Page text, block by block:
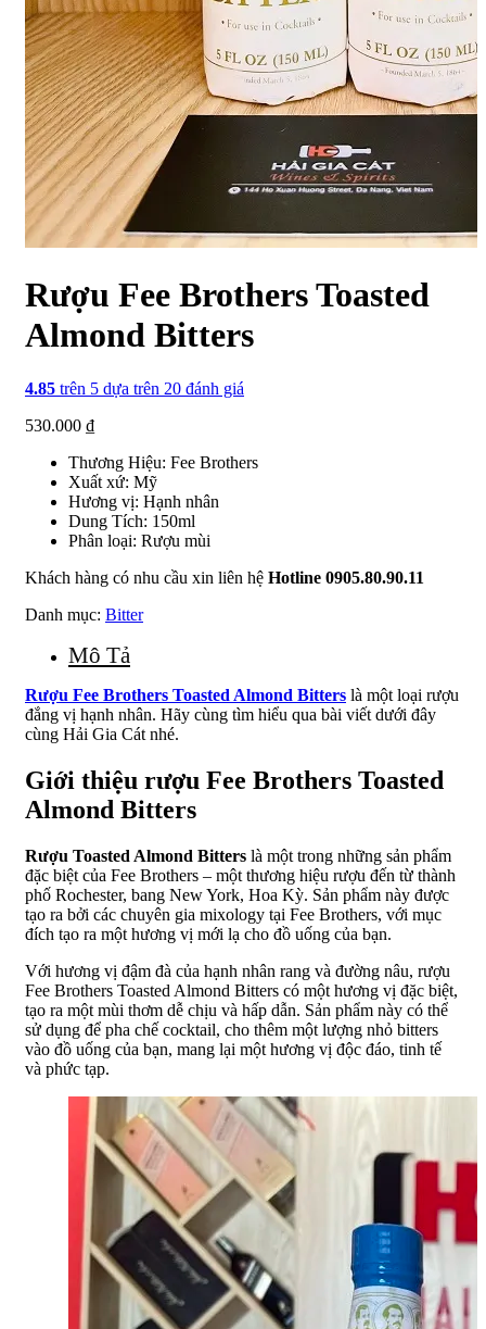
Rượu Fee Brothers Toasted
Almond Bitters
4.85 trên 5 dựa trên 20 đánh giá
530.000 ₫
Thương Hiệu: Fee Brothers
Xuất xứ: Mỹ
Hương vị: Hạnh nhân
Dung Tích: 150ml
Phân loại: Rượu mùi
Khách hàng có nhu cầu xin liên hệ Hotline 0905.80.90.11
Danh mục: Bitter
Mô Tả
Rượu Fee Brothers Toasted Almond Bitters là một loại rượu
đắng vị hạnh nhân. Hãy cùng tìm hiểu qua bài viết dưới đây
cùng Hải Gia Cát nhé.
Giới thiệu rượu Fee Brothers Toasted
Almond Bitters
Rượu Toasted Almond Bitters là một trong những sản phẩm
đặc biệt của Fee Brothers – một thương hiệu rượu đến từ thành
phố Rochester, bang New York, Hoa Kỳ. Sản phẩm này được
tạo ra bởi các chuyên gia mixology tại Fee Brothers, với mục
đích tạo ra một hương vị mới lạ cho đồ uống của bạn.
Với hương vị đậm đà của hạnh nhân rang và đường nâu, rượu
Fee Brothers Toasted Almond Bitters có một hương vị đặc biệt,
tạo ra một mùi thơm dễ chịu và hấp dẫn. Sản phẩm này có thể
sử dụng để pha chế cocktail, cho thêm một lượng nhỏ bitters
vào đồ uống của bạn, mang lại một hương vị độc đáo, tinh tế
và phức tạp.